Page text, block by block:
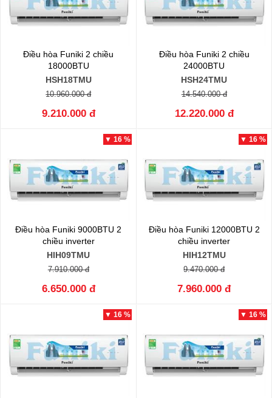
Điều hòa Funiki 2 chiều
18000BTU
HSH18TMU
10.960.000 đ
9.210.000 đ
Điều hòa Funiki 2 chiều
24000BTU
HSH24TMU
14.540.000 đ
12.220.000 đ
▼ 16 %
Điều hòa Funiki 9000BTU 2
chiều inverter
HIH09TMU
7.910.000 đ
6.650.000 đ
▼ 16 %
Điều hòa Funiki 12000BTU 2
chiều inverter
HIH12TMU
9.470.000 đ
7.960.000 đ
▼ 16 % ▼ 16 %